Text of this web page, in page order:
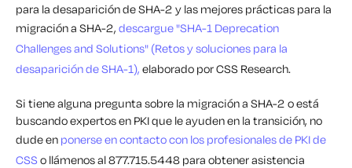
para la desaparición de SHA-2 y las mejores prácticas para la
migración a SHA-2, descargue "SHA-1 Deprecation
Challenges and Solutions" (Retos y soluciones para la
desaparición de SHA-1), elaborado por CSS Research.
Si tiene alguna pregunta sobre la migración a SHA-2 o está
buscando expertos en PKI que le ayuden en la transición, no
dude en ponerse en contacto con los profesionales de PKI de
CSSo llámenos al 877.715.5448 para obtener asistencia